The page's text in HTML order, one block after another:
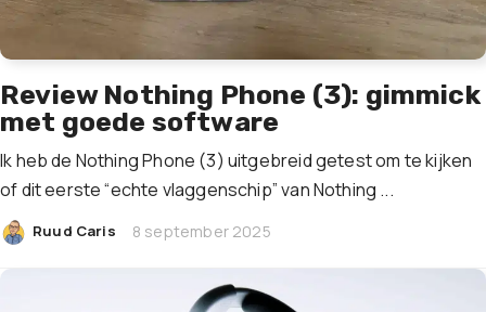
Review Nothing Phone (3): gimmick
met goede software
Ik heb de Nothing Phone (3) uitgebreid getest om te kijken
of dit eerste “echte vlaggenschip” van Nothing ...
Ruud Caris 8 september 2025